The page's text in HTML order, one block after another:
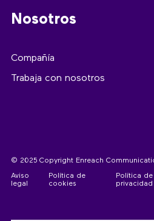
Nosotros
Compañía
Trabaja con nosotros
© 2025 Copyright Enreach
Aviso
legal
Política de
cookies
Política de
privacidad